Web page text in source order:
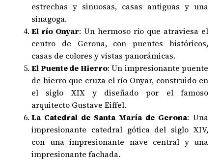
estrechas y sinuosas, casas antiguas y una
sinagoga.
El río Onyar: Un hermoso río que atraviesa el
centro de Gerona, con puentes históricos,
casas de colores y vistas panorámicas.
El Puente de Hierro: Un impresionante puente
de hierro que cruza el río Onyar, construido en
el siglo XIX y diseñado por el famoso
arquitecto Gustave Eiffel.
La Catedral de Santa María de Gerona: Una
impresionante catedral gótica del siglo XIV,
con una impresionante nave central y una
impresionante fachada.